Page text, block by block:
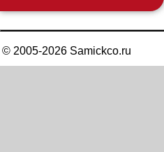
© 2005-2026 Samickco.ru